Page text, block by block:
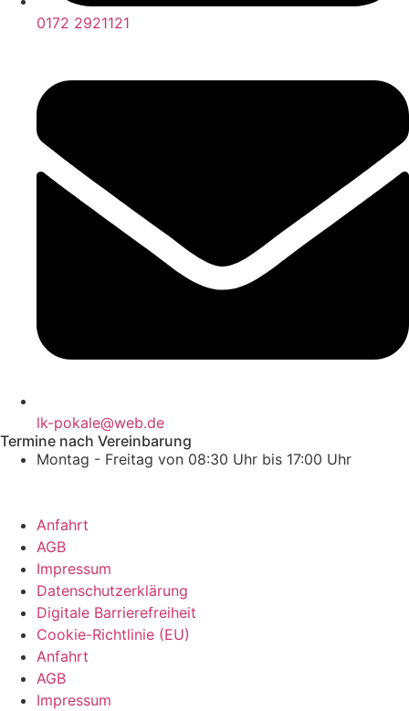
0172 2921121
lk-pokale@web.de
Termine nach Vereinbarung
Montag - Freitag von 08:30 Uhr bis 17:00 Uhr
Anfahrt
AGB
Impressum
Datenschutzerklärung
Digitale Barrierefreiheit
Cookie-Richtlinie (EU)
Anfahrt
AGB
Impressum